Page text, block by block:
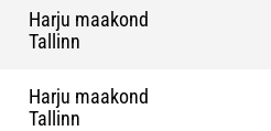
Harju maakond
Tallinn
Harju maakond
Tallinn